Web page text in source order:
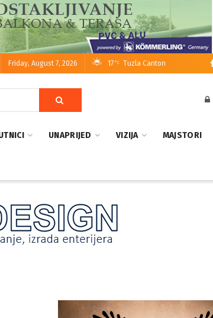
Friday, August 7, 2026 17 °C Tuzla Canton
UNAPRIJED VIZIJA MAJSTORI